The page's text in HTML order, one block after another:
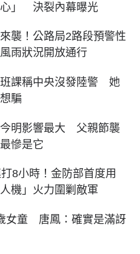
心」 決裂內幕曝光
襲！公路局2路段預警性
雨狀況開放通行
課稱中央沒發陸警 她
騙
今明影響最大 父親節襲
慘是它
8小時！金防部首度用
人機」火力圍剿敵軍
女童 唐鳳：確實是滿訝